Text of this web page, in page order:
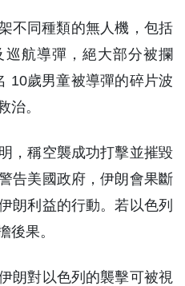
不同種類的無人機，包括
航導彈，絕大部分被攔
10歲男童被導彈的碎片波
治。
，稱空襲成功打擊並摧毀
告美國政府，伊朗會果斷
朗利益的行動。若以色列
後果。
朗對以色列的襲擊可被視